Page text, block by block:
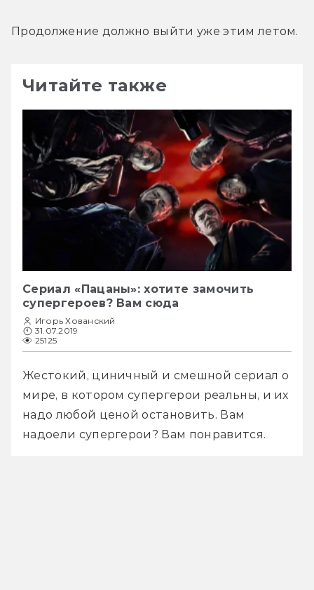
Продолжение должно выйти уже этим летом.
Читайте также
Сериал «Пацаны»: хотите замочить
супергероев? Вам сюда
Игорь Хованский
31.07.2019
25125
Жестокий, циничный и смешной сериал о
мире, в котором супергерои реальны, и их
надо любой ценой остановить. Вам
надоели супергерои? Вам понравится.